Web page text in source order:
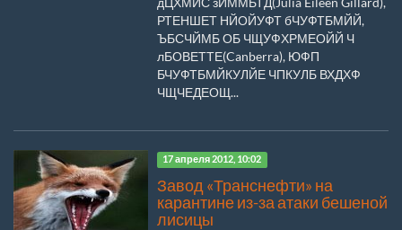
РТЕНШЕТ НЙОЙУФТ бЧУФТБМЙЙ,
ЪБСЧЙМБ ОБ ЧЩУФХРМЕОЙЙ Ч
лБОВЕТТЕ(Canberra), ЮФП
БЧУФТБМЙКУЛЙЕ ЧПКУЛБ ВХДХФ
ЧЩЧЕДЕОЩ...
17 апреля 2012, 10:02
Завод «Транснефти» на
карантине из-за атаки бешеной
лисицы